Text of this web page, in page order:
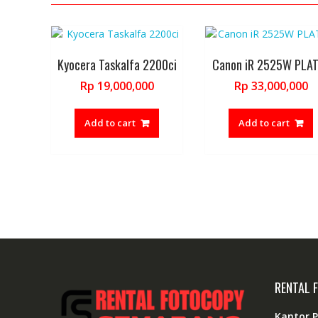
Kyocera Taskalfa 2200ci
Rp 19,000,000
Add to cart
Canon iR 2525W
Rp 33,000,000
Add to cart
RENTAL